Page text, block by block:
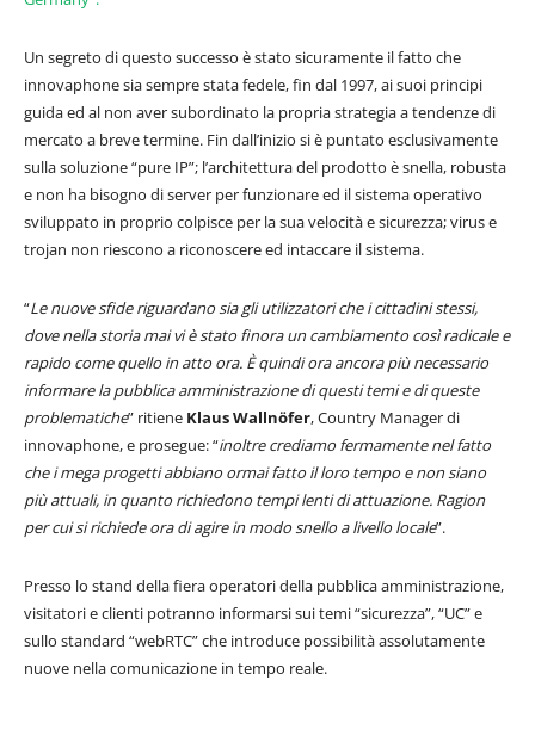
Un segreto di questo successo è stato sicuramente il fatto che
innovaphone sia sempre stata fedele, fin dal 1997, ai suoi principi
guida ed al non aver subordinato la propria strategia a tendenze di
mercato a breve termine. Fin dall’inizio si è puntato esclusivamente
sulla soluzione “pure IP”; l’architettura del prodotto è snella, robusta
e non ha bisogno di server per funzionare ed il sistema operativo
sviluppato in proprio colpisce per la sua velocità e sicurezza; virus e
trojan non riescono a riconoscere ed intaccare il sistema.
“Le nuove sfide riguardano sia gli utilizzatori che i cittadini stessi,
dove nella storia mai vi è stato finora un cambiamento così radicale e
rapido come quello in atto ora. È quindi ora ancora più necessario
informare la pubblica amministrazione di questi temi e di queste
problematiche” ritiene Klaus Wallnöfer, Country Manager di
innovaphone, e prosegue: “inoltre crediamo fermamente nel fatto
che i mega progetti abbiano ormai fatto il loro tempo e non siano
più attuali, in quanto richiedono tempi lenti di attuazione. Ragion
per cui si richiede ora di agire in modo snello a livello locale”.
Presso lo stand della fiera operatori della pubblica amministrazione,
visitatori e clienti potranno informarsi sui temi “sicurezza”, “UC” e
sullo standard “webRTC” che introduce possibilità assolutamente
nuove nella comunicazione in tempo reale.